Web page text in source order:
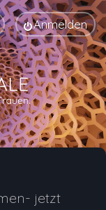
Anmelden
jetzt